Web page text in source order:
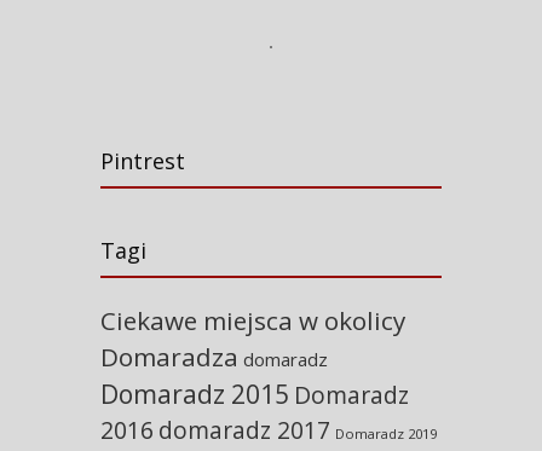
Pintrest
Tagi
Ciekawe miejsca w okolicy
Domaradza domaradz
Domaradz 2015 Domaradz
2016 domaradz 2017 Domaradz 2019